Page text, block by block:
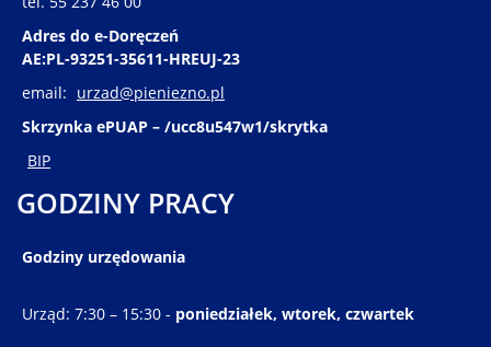
Adres do e-Doręczeń
AE:PL-93251-35611-HREUJ-23
email: urzad@pieniezno.pl
Skrzynka ePUAP – /ucc8u547w1/skrytka
BIP
GODZINY PRACY
Godziny urzędowania
Urząd: 7:30 – 15:30 - poniedziałek, wtorek, czwartek